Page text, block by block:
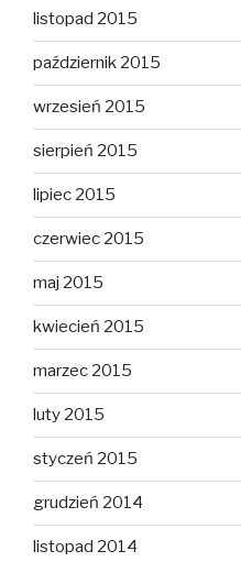
listopad 2015
październik 2015
wrzesień 2015
sierpień 2015
lipiec 2015
czerwiec 2015
maj 2015
kwiecień 2015
marzec 2015
luty 2015
styczeń 2015
grudzień 2014
listopad 2014